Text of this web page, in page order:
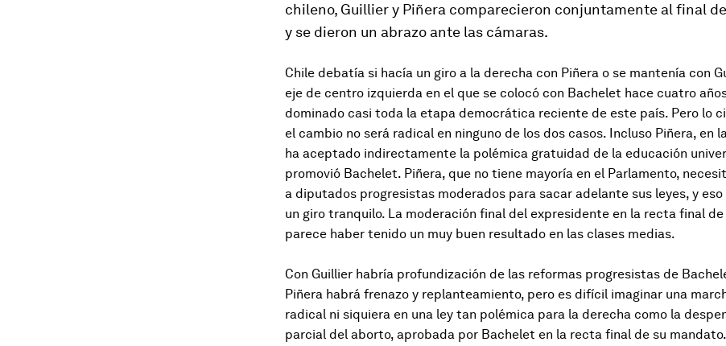
chileno, Guillier y Piñera comparecieron conjuntamente al final
y se dieron un abrazo ante las cámaras.
Chile debatía si hacía un giro a la derecha con Piñera o se mantenía con
eje de centro izquierda en el que se colocó con Bachelet hace cuatro
dominado casi toda la etapa democrática reciente de este país. Pero lo
el cambio no será radical en ninguno de los dos casos. Incluso Piñera, en
ha aceptado indirectamente la polémica gratuidad de la educación
promovió Bachelet. Piñera, que no tiene mayoría en el Parlamento,
a diputados progresistas moderados para sacar adelante sus leyes, y
un giro tranquilo. La moderación final del expresidente en la recta final
parece haber tenido un muy buen resultado en las clases medias.
Con Guillier habría profundización de las reformas progresistas de
Piñera habrá frenazo y replanteamiento, pero es difícil imaginar una
radical ni siquiera en una ley tan polémica para la derecha como la
parcial del aborto, aprobada por Bachelet en la recta final de su